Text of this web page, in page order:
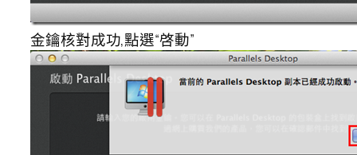
金鑰核對成功,點選“啓動”